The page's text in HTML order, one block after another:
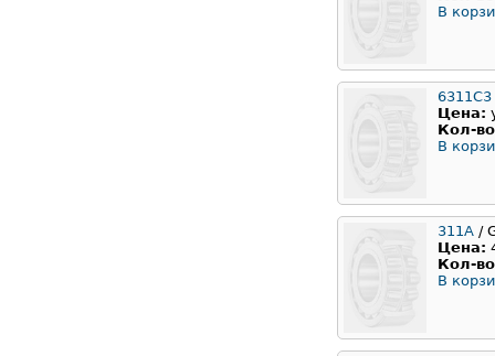
В
6311С3
Цена:
Кол-
В
311А /
Цена:
Кол-
В